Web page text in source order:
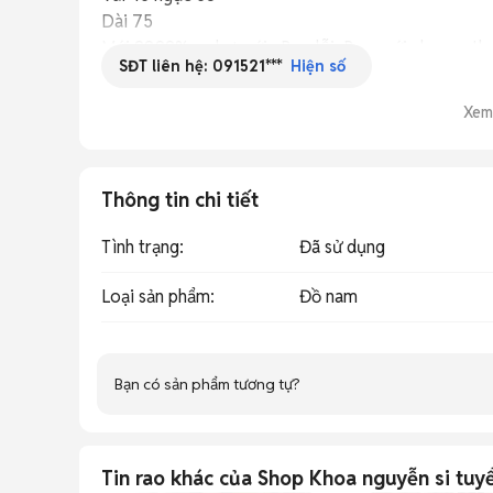
Dài 75
Giá 1100k. Tất cả sản phẩm của shop bán ra đều
hơn ạ
SĐT liên hệ: 091521*** Hiện số
Thông tin chi tiết
Tình trạng: Đã sử dụng
Loại sản phẩm: Đồ nam
Bạn có sản phẩm tương tự?
Tin rao khác của Shop Khoa nguyễn si